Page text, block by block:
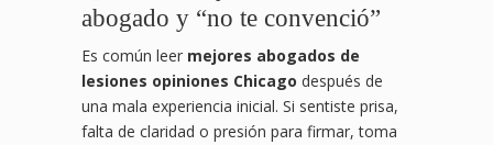
abogado y “no te convenció”
Es común leer mejores abogados de
lesiones opiniones Chicago después de
una mala experiencia inicial. Si sentiste prisa,
falta de claridad o presión para firmar, toma